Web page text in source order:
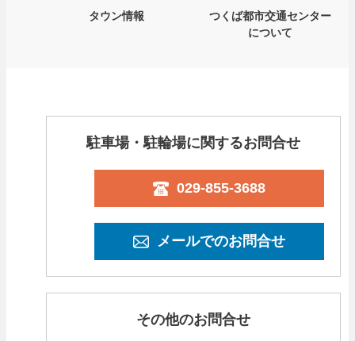
タウン情報
つくば都市交通センター
について
駐車場・駐輪場に関するお問合せ
029-855-3688
メールでのお問合せ
その他のお問合せ